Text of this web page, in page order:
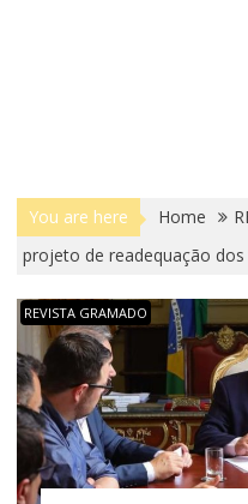
You are here Home
projeto de readequação
REVISTA GRAMADO